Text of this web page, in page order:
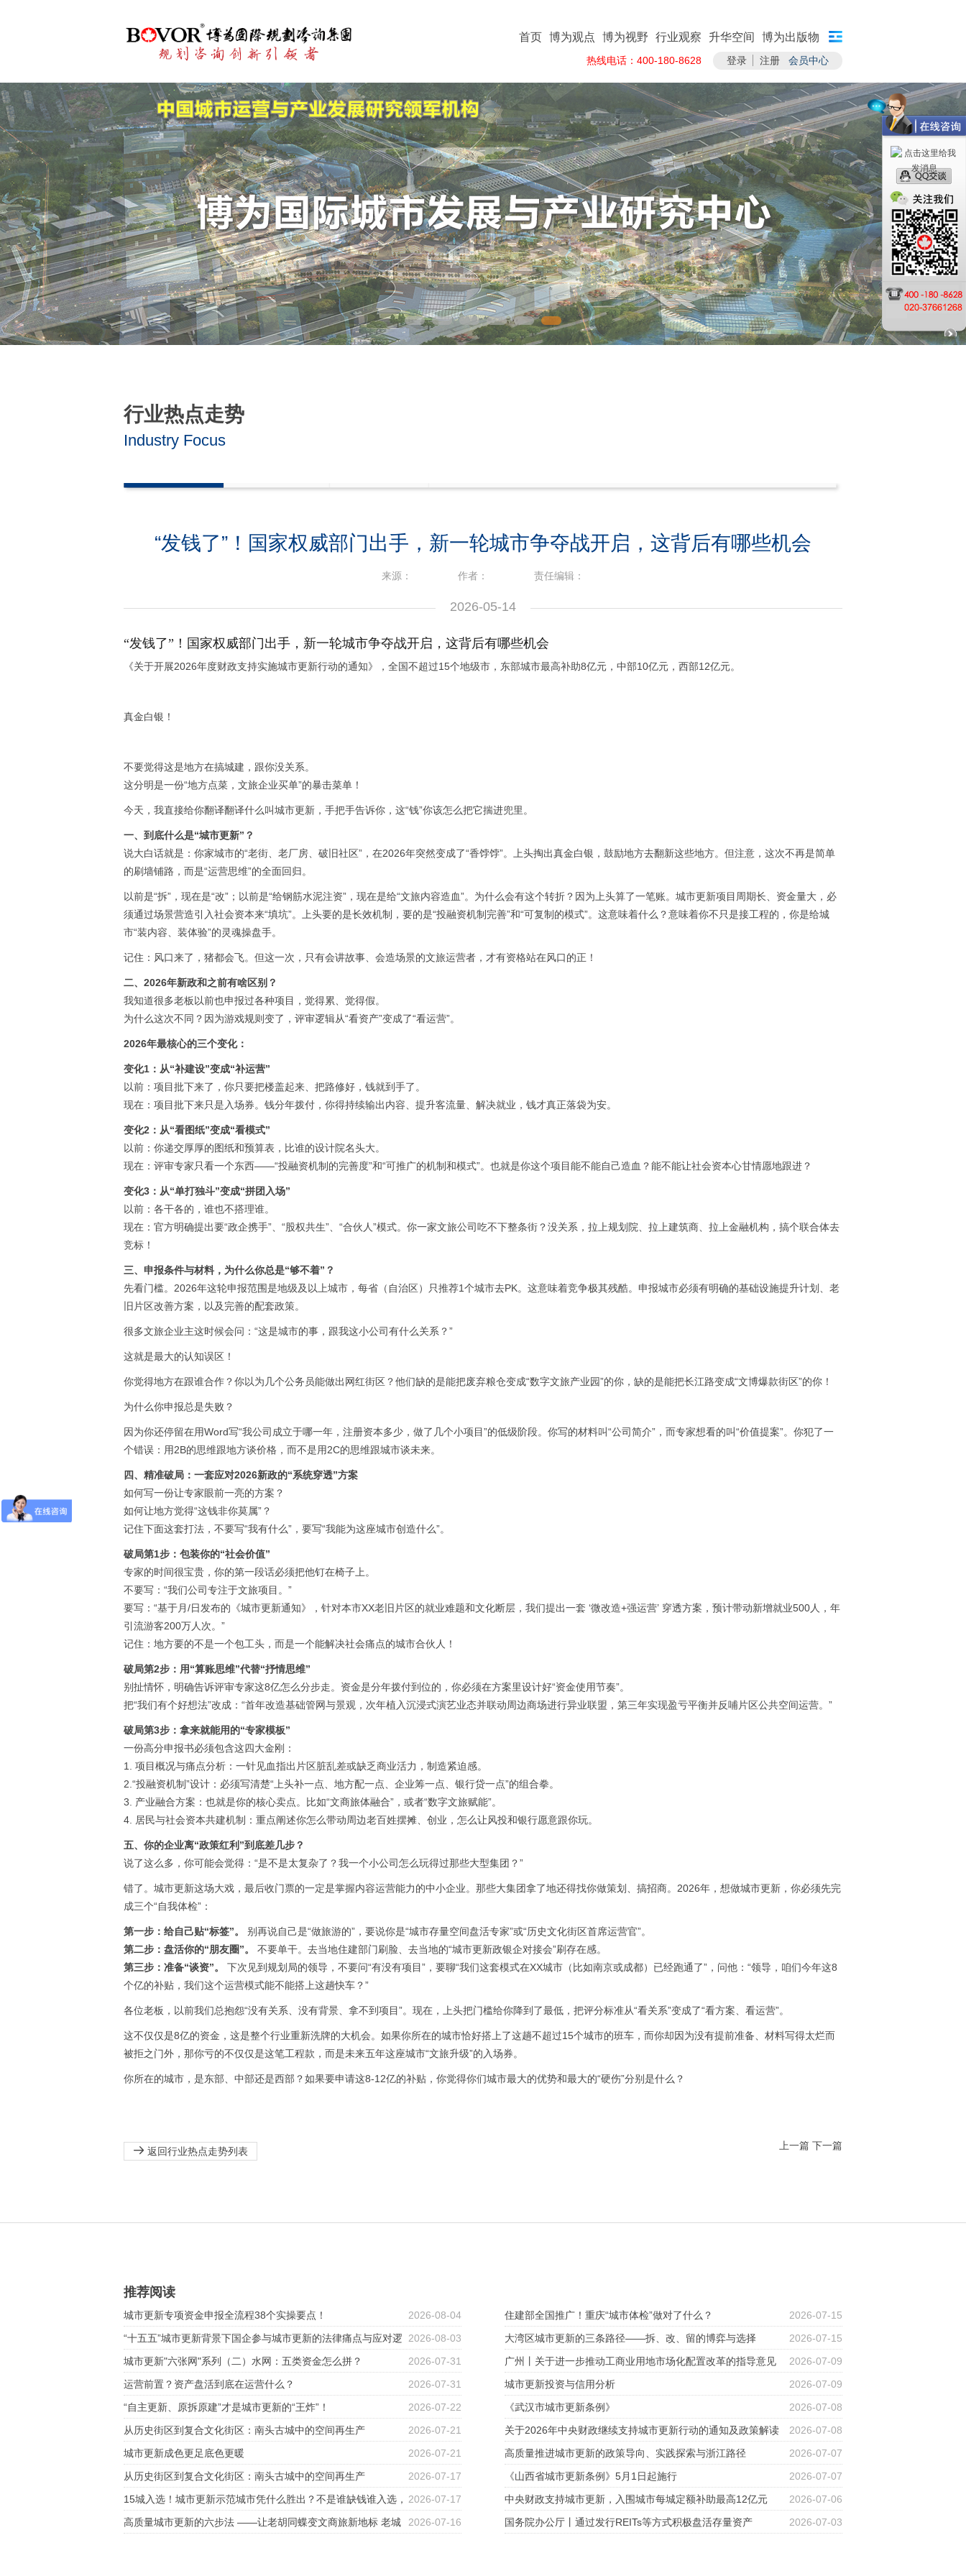
热线电话：400-180-8628 登录 注册 会员中心
首页 博为观点 博为视野 行业观察 升华空间 博为出版物
行业热点走势
Industry Focus
“发钱了”！国家权威部门出手，新一轮城市争夺战开启，这背后有哪些机会
来源： 作者： 责任编辑：
2026-05-14
“发钱了”！国家权威部门出手，新一轮城市争夺战开启，这背后有哪些机会
《关于开展2026年度财政支持实施城市更新行动的通知》，全国不超过15个地级市，东部城市最高补助8亿元，中部10亿元，西部12亿元。
真金白银！
不要觉得这是地方在搞城建，跟你没关系。
这分明是一份“地方点菜，文旅企业买单”的暴击菜单！
今天，我直接给你翻译翻译什么叫城市更新，手把手告诉你，这“钱”你该怎么把它揣进兜里。
一、到底什么是“城市更新”？
说大白话就是：你家城市的“老街、老厂房、破旧社区”，在2026年突然变成了“香饽饽”。上头掏出真金白银，鼓励地方去翻新这些地方。但注意，这次不再是简单
的刷墙铺路，而是“运营思维”的全面回归。
以前是“拆”，现在是“改”；以前是“给钢筋水泥注资”，现在是给“文旅内容造血”。为什么会有这个转折？因为上头算了一笔账。城市更新项目周期长、资金量大，必
须通过场景营造引入社会资本来“填坑”。上头要的是长效机制，要的是“投融资机制完善”和“可复制的模式”。这意味着什么？意味着你不只是接工程的，你是给城
市“装内容、装体验”的灵魂操盘手。
记住：风口来了，猪都会飞。但这一次，只有会讲故事、会造场景的文旅运营者，才有资格站在风口的正！
二、2026年新政和之前有啥区别？
我知道很多老板以前也申报过各种项目，觉得累、觉得假。
为什么这次不同？因为游戏规则变了，评审逻辑从“看资产”变成了“看运营”。
2026年最核心的三个变化：
变化1：从“补建设”变成“补运营”
以前：项目批下来了，你只要把楼盖起来、把路修好，钱就到手了。
现在：项目批下来只是入场券。钱分年拨付，你得持续输出内容、提升客流量、解决就业，钱才真正落袋为安。
变化2：从“看图纸”变成“看模式”
以前：你递交厚厚的图纸和预算表，比谁的设计院名头大。
现在：评审专家只看一个东西——“投融资机制的完善度”和“可推广的机制和模式”。也就是你这个项目能不能自己造血？能不能让社会资本心甘情愿地跟进？
变化3：从“单打独斗”变成“拼团入场”
以前：各干各的，谁也不搭理谁。
现在：官方明确提出要“政企携手”、“股权共生”、“合伙人”模式。你一家文旅公司吃不下整条街？没关系，拉上规划院、拉上建筑商、拉上金融机构，搞个联合体去
竞标！
三、申报条件与材料，为什么你总是“够不着”？
先看门槛。2026年这轮申报范围是地级及以上城市，每省（自治区）只推荐1个城市去PK。这意味着竞争极其残酷。申报城市必须有明确的基础设施提升计划、老
旧片区改善方案，以及完善的配套政策。
很多文旅企业主这时候会问：“这是城市的事，跟我这小公司有什么关系？”
这就是最大的认知误区！
你觉得地方在跟谁合作？你以为几个公务员能做出网红街区？他们缺的是能把废弃粮仓变成“数字文旅产业园”的你，缺的是能把长江路变成“文博爆款街区”的你！
为什么你申报总是失败？
因为你还停留在用Word写“我公司成立于哪一年，注册资本多少，做了几个小项目”的低级阶段。你写的材料叫“公司简介”，而专家想看的叫“价值提案”。你犯了一
个错误：用2B的思维跟地方谈价格，而不是用2C的思维跟城市谈未来。
四、精准破局：一套应对2026新政的“系统穿透”方案
如何写一份让专家眼前一亮的方案？
如何让地方觉得“这钱非你莫属”？
记住下面这套打法，不要写“我有什么”，要写“我能为这座城市创造什么”。
破局第1步：包装你的“社会价值”
专家的时间很宝贵，你的第一段话必须把他钉在椅子上。
不要写：“我们公司专注于文旅项目。”
要写：“基于月/日发布的《城市更新通知》，针对本市XX老旧片区的就业难题和文化断层，我们提出一套 ‘微改造+强运营’ 穿透方案，预计带动新增就业500人，年
引流游客200万人次。”
记住：地方要的不是一个包工头，而是一个能解决社会痛点的城市合伙人 ！
破局第2步：用“算账思维”代替“抒情思维”
别扯情怀，明确告诉评审专家这8亿怎么分步走。资金是分年拨付到位的，你必须在方案里设计好“资金使用节奏”。
把“我们有个好想法”改成：“首年改造基础管网与景观，次年植入沉浸式演艺业态并联动周边商场进行异业联盟，第三年实现盈亏平衡并反哺片区公共空间运营。”
破局第3步：拿来就能用的“专家模板”
一份高分申报书必须包含这四大金刚：
1. 项目概况与痛点分析：一针见血指出片区脏乱差或缺乏商业活力，制造紧迫感。
2.“投融资机制”设计：必须写清楚“上头补一点、地方配一点、企业筹一点、银行贷一点”的组合拳。
3. 产业融合方案：也就是你的核心卖点。比如“文商旅体融合”，或者“数字文旅赋能”。
4. 居民与社会资本共建机制：重点阐述你怎么带动周边老百姓摆摊、创业，怎么让风投和银行愿意跟你玩。
五、你的企业离“政策红利”到底差几步？
说了这么多，你可能会觉得：“是不是太复杂了？我一个小公司怎么玩得过那些大型集团？”
错了。城市更新这场大戏，最后收门票的一定是掌握内容运营能力的中小企业。那些大集团拿了地还得找你做策划、搞招商。2026年，想做城市更新，你必须先完
成三个“自我体检”：
第一步：给自己贴“标签”。
别再说自己是“做旅游的”，要说你是“城市存量空间盘活专家”或“历史文化街区首席运营官”。
第二步：盘活你的“朋友圈”。
不要单干。去当地住建部门刷脸、去当地的“城市更新政银企对接会”刷存在感。
第三步：准备“谈资”。
下次见到规划局的领导，不要问“有没有项目”，要聊“我们这套模式在XX城市（比如南京或成都）已经跑通了”，问他：“领导，咱们今年这8
个亿的补贴，我们这个运营模式能不能搭上这趟快车？”
各位老板，以前我们总抱怨“没有关系、没有背景、拿不到项目”。现在，上头把门槛给你降到了最低，把评分标准从“看关系”变成了“看方案、看运营”。
这不仅仅是8亿的资金，这是整个行业重新洗牌的大机会。如果你所在的城市恰好搭上了这趟不超过15个城市的班车，而你却因为没有提前准备、材料写得太烂而
被拒之门外，那你亏的不仅仅是这笔工程款，而是未来五年这座城市“文旅升级”的入场券。
你所在的城市，是东部、中部还是西部？如果要申请这8-12亿的补贴，你觉得你们城市最大的优势和最大的“硬伤”分别是什么？
上一篇 下一篇
返回行业热点走势列表
推荐阅读
2026-08-04
城市更新专项资金申报全流程38个实操要点！
2026-08-03
“十五五”城市更新背景下国企参与城市更新的法律痛点与应对逻
辑
2026-07-31
城市更新"六张网"系列（二）水网：五类资金怎么拼？
2026-07-31
运营前置？资产盘活到底在运营什么？
2026-07-22
“自主更新、原拆原建”才是城市更新的“王炸”！
2026-07-21
从历史街区到复合文化街区：南头古城中的空间再生产
2026-07-21
城市更新成色更足底色更暖
2026-07-17
从历史街区到复合文化街区：南头古城中的空间再生产
2026-07-17
15城入选！城市更新示范城市凭什么胜出？不是谁缺钱谁入选，
而是谁更会系统更新
2026-07-16
高质量城市更新的六步法 ——让老胡同蝶变文商旅新地标 老城
2026-07-15
住建部全国推广！重庆“城市体检”做对了什么？
2026-07-15
大湾区城市更新的三条路径——拆、改、留的博弈与选择
2026-07-09
广州丨关于进一步推动工商业用地市场化配置改革的指导意见
2026-07-09
城市更新投资与信用分析
2026-07-08
《武汉市城市更新条例》
2026-07-08
关于2026年中央财政继续支持城市更新行动的通知及政策解读
2026-07-07
高质量推进城市更新的政策导向、实践探索与浙江路径
2026-07-07
《山西省城市更新条例》5月1日起施行
2026-07-06
中央财政支持城市更新，入围城市每城定额补助最高12亿元
2026-07-03
国务院办公厅丨通过发行REITs等方式积极盘活存量资产